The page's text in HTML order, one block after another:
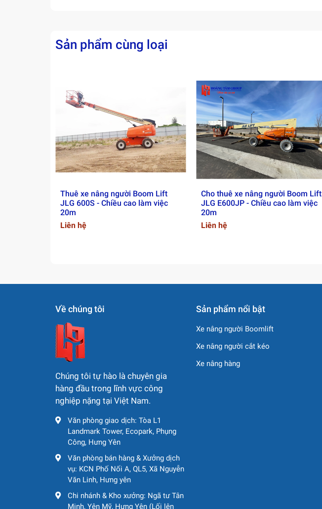
Sản phẩm cùng loại
Thuê xe nâng người Boom Lift
JLG 600S - Chiều cao làm việc
20m
Liên hệ
Cho thuê xe nâng người Boom Lift
JLG E600JP - Chiều cao làm việc
20m
Liên hệ
Về chúng tôi
Chúng tôi tự hào là chuyên gia
hàng đầu trong lĩnh vực công
nghiệp nặng tại Việt Nam.
Văn phòng giao dịch: Tòa L1
Landmark Tower, Ecopark, Phụng
Công, Hưng Yên
Văn phòng bán hàng & Xưởng dịch
vụ: KCN Phố Nối A, QL5, Xã Nguyễn
Văn Linh, Hưng yên
Chi nhánh & Kho xưởng: Ngã tư Tân
Minh, Yên Mỹ, Hưng Yên (Lối lên
Sản phẩm nổi bật
Xe nâng người Boomlift
Xe nâng người cắt kéo
Xe nâng hàng